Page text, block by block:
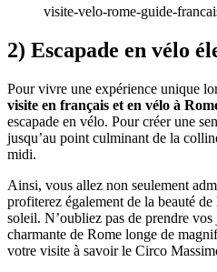
visite-velo-rome-guide-
2) Escapade en vélo
Pour vivre une expérience unique
visite en français et en vélo à
escapade en vélo. Pour créer une
jusqu’au point culminant de la
midi.
Ainsi, vous allez non seulement
profiterez également de la beauté
soleil. N’oubliez pas de prendre
charmante de Rome longe de
votre visite à savoir le Circo